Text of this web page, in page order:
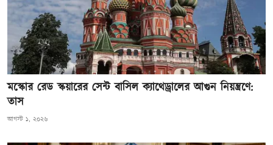
মস্কোর রেড স্কয়ারের সেন্ট বাসিল ক্যাথেড্রালের আগুন নিয়ন্ত্রণে:
তাস
আগস্ট ১, ২০২৬